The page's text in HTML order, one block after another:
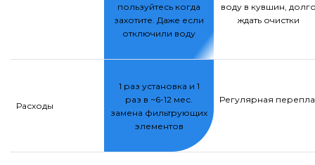
пользуйтесь когда
захотите. Даже если
отключили воду
воду в кувшин,
ждать очистки
Расходы
1 раз установка и 1
раз в ~6-12 мес.
замена фильтрующих
элементов
Регулярная